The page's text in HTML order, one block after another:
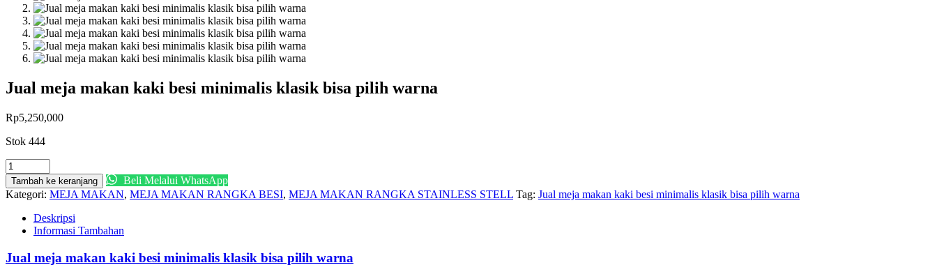
Jual meja makan kaki besi minimalis klasik bisa pilih warna
Rp5,250,000
Stok 444
Kuantitas
Jual
meja
makan
kaki
minimalis
klasik
bisa
Tambah ke keranjang
Beli Melalui WhatsApp
Kategori: MEJA MAKAN, MEJA MAKAN RANGKA BESI, MEJA MAKAN RANGKA STAINLESS STELL Tag: Jual meja makan kaki besi minimalis klasik bisa pilih warna
Deskripsi
Informasi Tambahan
Jual meja makan kaki besi minimalis klasik bisa pilih warna